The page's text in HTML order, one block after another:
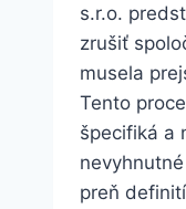
s.r.o.
zrušiť
musela
Tento
špecifiká a
preň